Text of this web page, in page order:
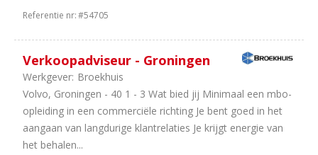
Referentie nr:#54705
Verkoopadviseur - Groningen
Werkgever: Broekhuis
Volvo, Groningen - 40 1 - 3 Wat bied jij Minimaal een mbo-
opleiding in een commerciële richting Je bent goed in het
aangaan van langdurige klantrelaties Je krijgt energie van
het behalen...